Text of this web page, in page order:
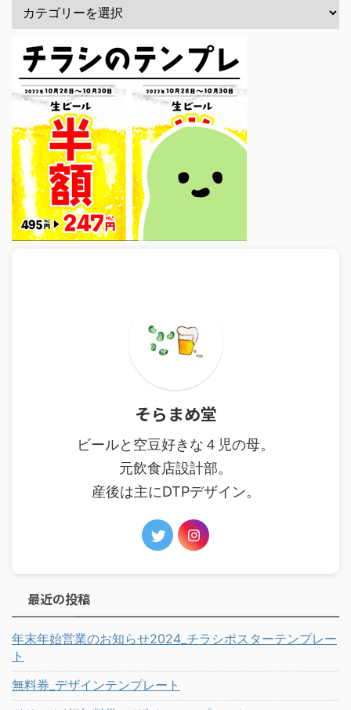
そらまめ堂
ビールと空豆好きな４児の母。
元飲食店設計部。
産後は主にDTPデザイン。
最近の投稿
年末年始営業のお知らせ2024_チラシポスターテンプレー
ト
無料券_デザインテンプレート